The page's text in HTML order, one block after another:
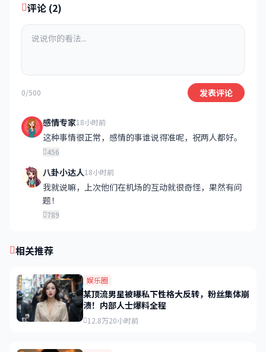
评论 (2)
0/500 发表评论
感情专家18小时前
这种事情很正常，感情的事谁说得准呢，祝两人都好。
456
八卦小达人18小时前
我就说嘛，上次他们在机场的互动就很奇怪，果然有问
题！
789
相关推荐
娱乐圈
某顶流男星被曝私下性格大反转，粉丝集体崩
溃！内部人士爆料全程
12.8万20小时前